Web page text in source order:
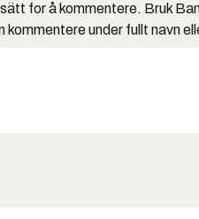
for å kommentere. Bruk
under fullt navn